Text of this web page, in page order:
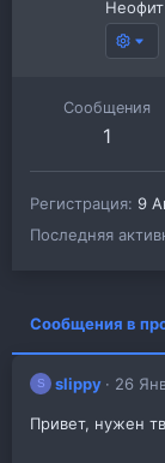
Неофит
Сообщения
1
Регистрация 9
Последняя
Сообщения в
S slippy 26
Привет, нужен